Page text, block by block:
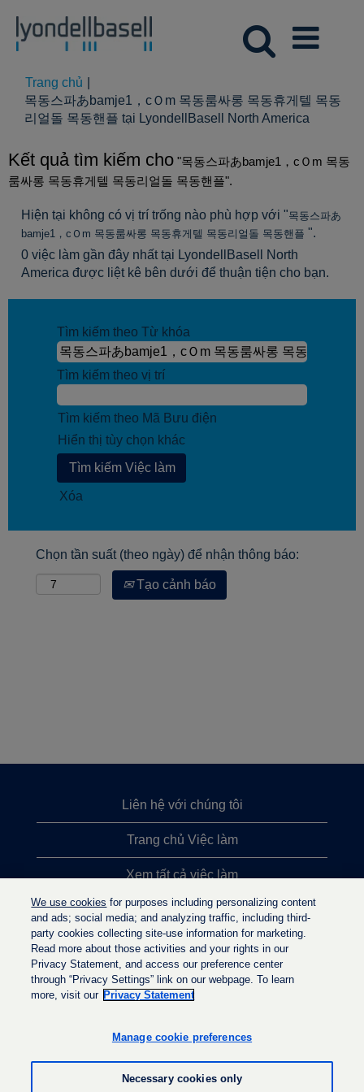
Trang chủ
목동스파あbamje1，cＯm 목동룸싸롱 목동휴게텔 목동
리얼돌 목동핸플 tại LyondellBasell North America
Kết quả tìm kiếm cho "목동스파あbamje1，cＯm 목동
룸싸롱 목동휴게텔 목동리얼돌 목동핸플".
Hiện tại không có vị trí trống nào phù hợp với "목동스파あ
bamje1，cＯm 목동룸싸롱 목동휴게텔 목동리얼돌 목동핸플 ".
0 việc làm gần đây nhất tại LyondellBasell North
America được liệt kê bên dưới để thuận tiện cho bạn.
Tìm kiếm theo Từ khóa
Tìm kiếm theo vị trí
Tìm kiếm theo Mã Bưu điện
Hiển thị tùy chọn khác
Xóa
Chọn tần suất (theo ngày) để nhận thông báo:
Tạo cảnh báo
Liên hệ với chúng tôi
Trang chủ Việc làm
Xem tất cả việc làm
Việc làm được tìm kiếm nhiều nhất
Chính sách quyền riêng tư
t
o
n
g
t
n
o
We use cookies for purposes including personalizing content
and ads; social media; and analyzing traffic, including third-
party cookies collecting site-use information for marketing.
Read more about those activities and your rights in our
Privacy Statement, and access our preference center
through “Privacy Settings” link on our webpage. To learn
more, visit our Privacy Statement
Manage cookie preferences
Necessary cookies only